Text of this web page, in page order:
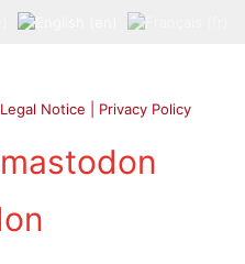
Legal Notice | Privacy Policy